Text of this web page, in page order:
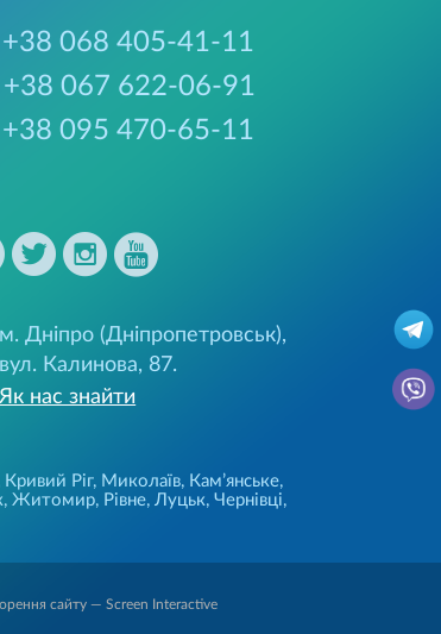
+38 068 405-41-11
+38 067 622-06-91
+38 095 470-65-11
м. Дніпро (Дніпропетровськ),
вул. Калинова, 87.
Як нас знайти
Ріг, Миколаїв, Кам’янське,
Житомир, Рівне, Луцьк, Чернівці,
сайту — Screen Interactive